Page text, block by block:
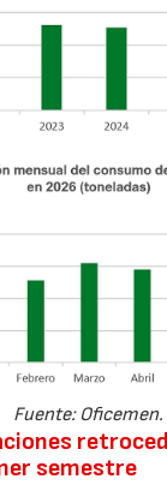
Fuente: Oficemen.
semestre